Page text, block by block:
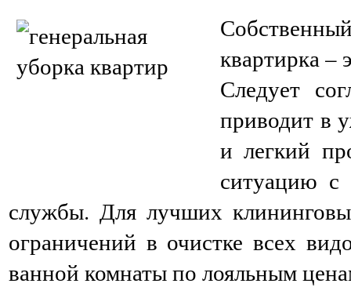
квартирка –
Следует
приводит в
и легкий
ситуацию с
службы. Для лучших
ограничений в очистке всех
ванной комнаты по лояльным